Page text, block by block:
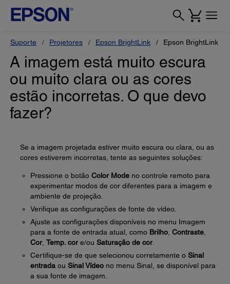
Suporte Projetores Epson BrightLink Epson BrightLink
A imagem está muito escura
ou muito clara ou as cores
estão incorretas. O que devo
fazer?
Se a imagem projetada estiver muito escura ou clara, ou as
cores estiverem incorretas, tente as seguintes soluções:
Pressione o botão Color Mode no controle remoto para
experimentar modos de cor diferentes para a imagem e
ambiente de projeção.
Verifique as configurações de fonte de vídeo.
Ajuste as configurações disponíveis no menu Imagem
para a fonte de entrada atual, como Brilho Contraste
Cor, Temp. core/ou Saturação de cor.
Certifique-se de que selecionou corretamente o Sinal
entrada ou Sinal Vídeo no menu Sinal, se disponível para
a sua fonte de imagem.